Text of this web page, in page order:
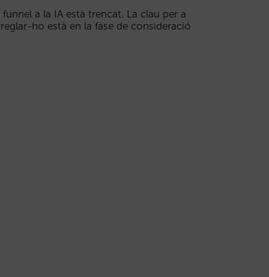
funnel a la IA està trencat. La clau per a
ho està en la fase de consideració